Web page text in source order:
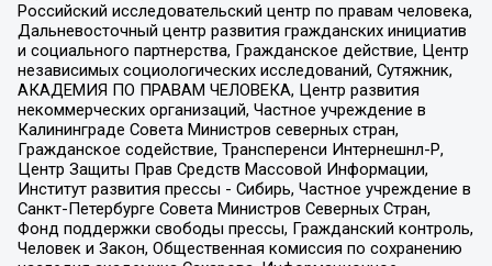
Российский исследовательский центр по правам человека,
Дальневосточный центр развития гражданских инициатив
и социального партнерства, Гражданское действие, Центр
независимых социологических исследований, Сутяжник,
АКАДЕМИЯ ПО ПРАВАМ ЧЕЛОВЕКА, Центр развития
некоммерческих организаций, Частное учреждение в
Калининграде Совета Министров северных стран,
Гражданское содействие, Трансперенси Интернешнл-Р,
Центр Защиты Прав Средств Массовой Информации,
Институт развития прессы - Сибирь, Частное учреждение в
Санкт-Петербурге Совета Министров Северных Стран,
Фонд поддержки свободы прессы, Гражданский контроль,
Человек и Закон, Общественная комиссия по сохранению